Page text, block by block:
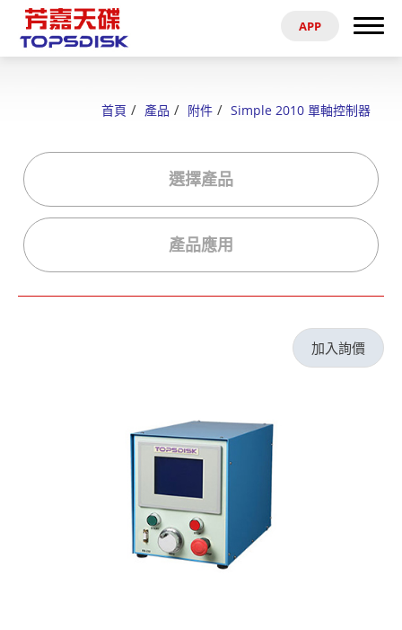
APP
首頁 產品 附件 Simple 2010 單軸控制器
選擇產品
產品應用
加入詢價
搜尋
電子型錄
繁體中文 English
0